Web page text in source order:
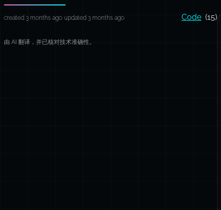
created 3 months ago updated 3 months ago Code (15)
由 AI 翻译，并已核对技术准确性。